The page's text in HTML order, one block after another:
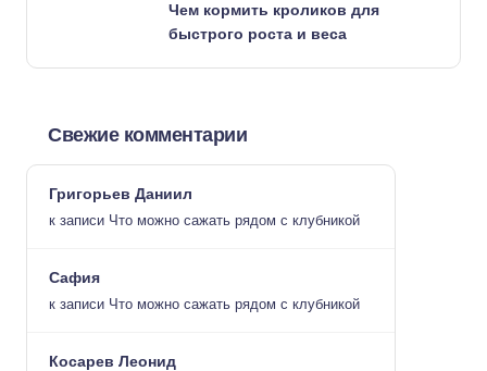
Чем кормить кроликов для
быстрого роста и веса
Свежие комментарии
Григорьев Даниил
к записи Что можно сажать рядом с клубникой
Сафия
к записи Что можно сажать рядом с клубникой
Косарев Леонид